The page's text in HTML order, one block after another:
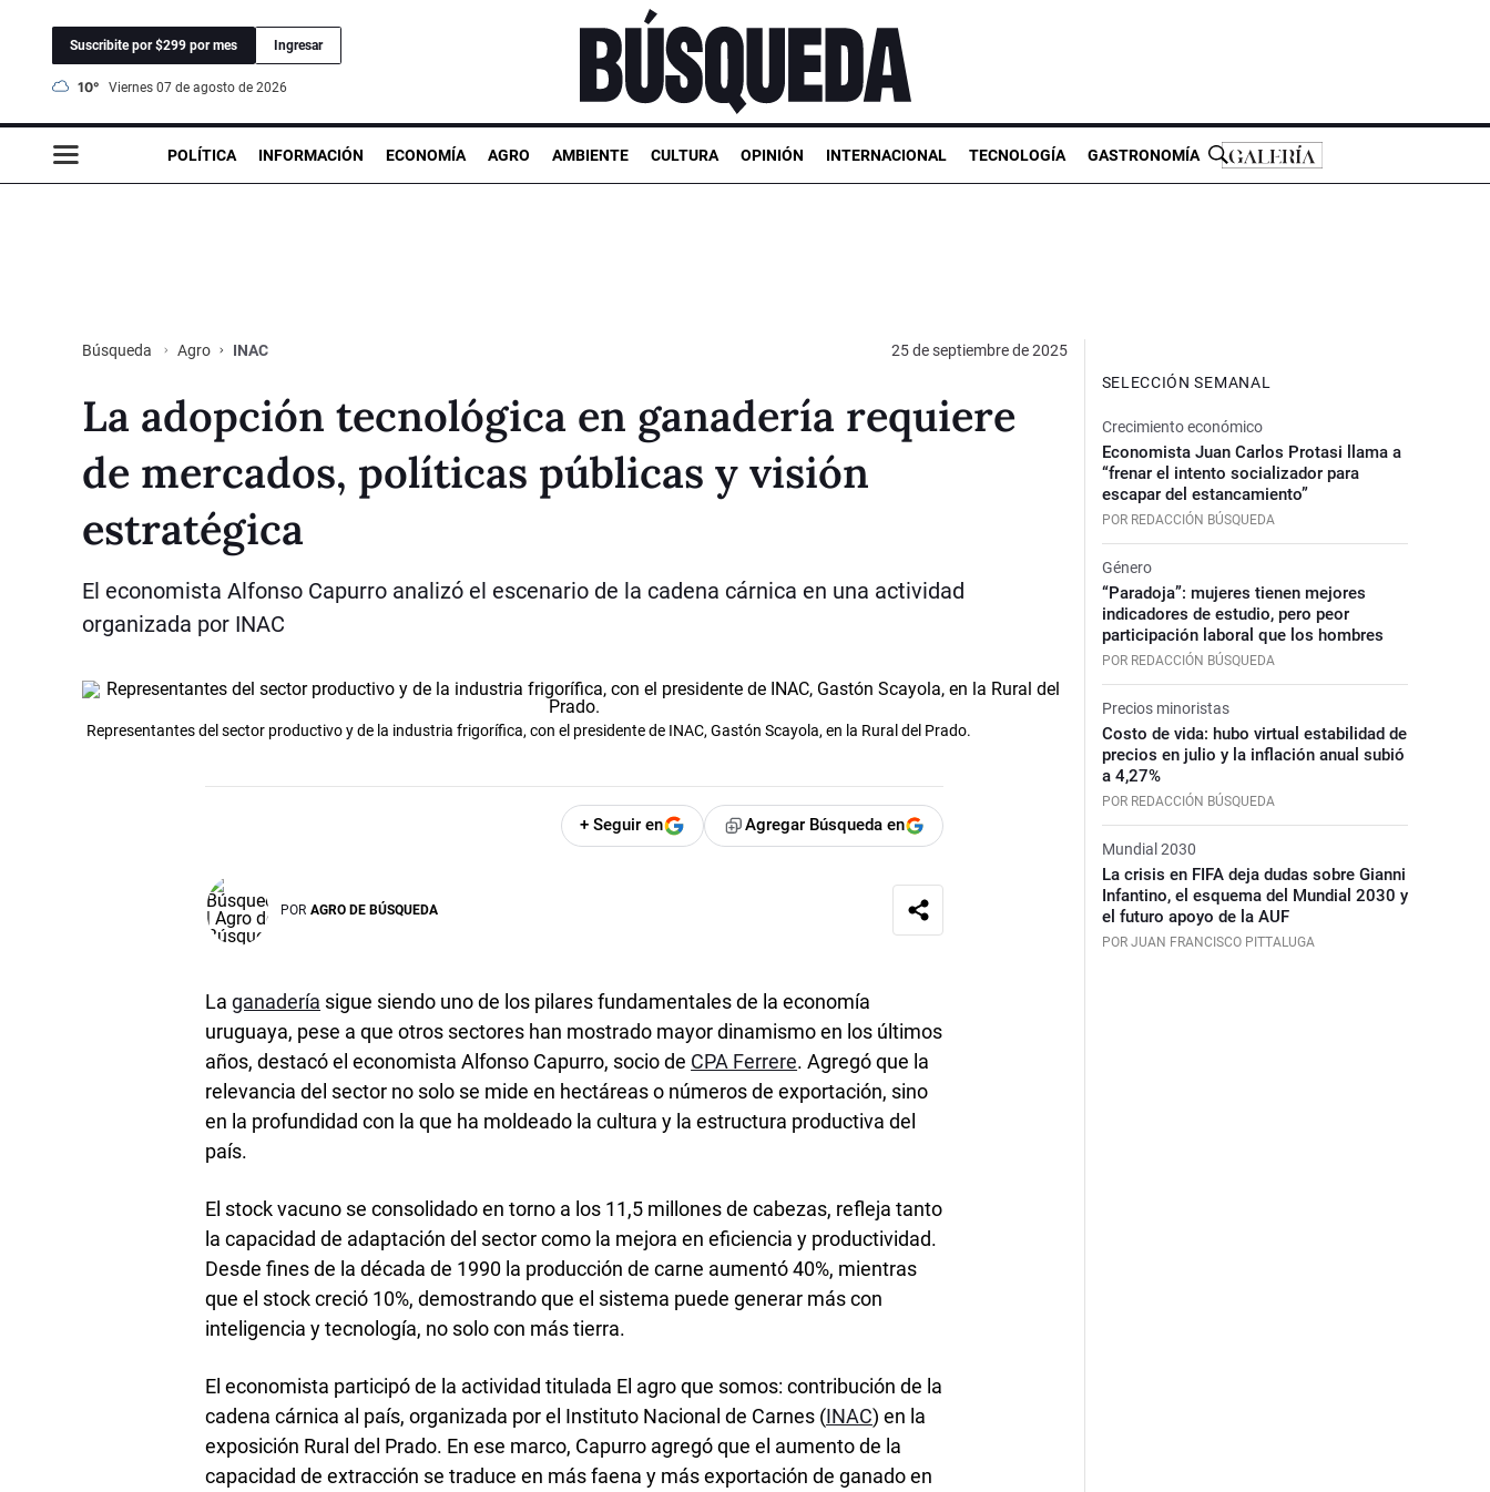
Suscribite por $299 por mes Ingresar
10° viernes 07 de agosto de 2026
POLÍTICA INFORMACIÓN ECONOMÍA AGRO AMBIENTE CULTURA OPINIÓN INTERNACIONAL TECNOLOGÍA GASTRONOMÍA
Búsqueda Agro INAC 25 de septiembre de 2025
La adopción tecnológica en ganadería requiere
de mercados, políticas públicas y visión
estratégica
El economista Alfonso Capurro analizó el escenario de la cadena cárnica en una actividad
organizada por INAC
Representantes del sector productivo y de la industria frigorífica, con el presidente de INAC, Gastón Scayola, en la Rural del Prado.
+ Seguir en Agregar Búsqueda en
POR AGRO DE BÚSQUEDA
Laganadería sigue siendo uno de los pilares fundamentales de la economía
uruguaya, pese a que otros sectores han mostrado mayor dinamismo en los últimos
años, destacó el economista Alfonso Capurro, socio de CPA Ferrere. Agregó que la
relevancia del sector no solo se mide en hectáreas o números de exportación, sino
en la profundidad con la que ha moldeado la cultura y la estructura productiva del
país.
El stock vacuno se consolidado en torno a los 11,5 millones de cabezas, refleja tanto
la capacidad de adaptación del sector como la mejora en eficiencia y productividad.
Desde fines de la década de 1990 la producción de carne aumentó 40%, mientras
que el stock creció 10%, demostrando que el sistema puede generar más con
inteligencia y tecnología, no solo con más tierra.
El economista participó de la actividad titulada El agro que somos: contribución de la
cadena cárnica al país, organizada por el Instituto Nacional de Carnes (INAC) en la
exposición Rural del Prado. En ese marco, Capurro agregó que el aumento de la
capacidad de extracción se traduce en más faena y más exportación de ganado en
SELECCIÓN SEMANAL
Crecimiento económico
Economista Juan Carlos Protasi llama a
“frenar el intento socializador para
escapar del estancamiento”
POR REDACCIÓN BÚSQUEDA
Género
“Paradoja”: mujeres tienen mejores
indicadores de estudio, pero peor
participación laboral que los hombres
POR REDACCIÓN BÚSQUEDA
Precios minoristas
Costo de vida: hubo virtual estabilidad de
precios en julio y la inflación anual subió
a 4,27%
POR REDACCIÓN BÚSQUEDA
Mundial 2030
La crisis en FIFA deja dudas sobre Gianni
Infantino, el esquema del Mundial 2030 y
el futuro apoyo de la AUF
POR JUAN FRANCISCO PITTALUGA